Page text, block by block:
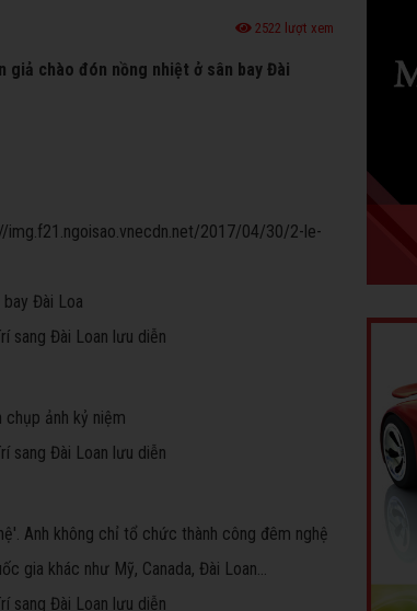
2522 lượt xem
chào đón nồng nhiệt ở sân bay Đài
img.f21.ngoisao.vnecdn.net/2017/04/30/2-le-
Đài Loa
ảnh kỷ niệm
Anh không chỉ tổ chức thành công đêm nghệ
gia khác như Mỹ, Canada, Đài Loan...